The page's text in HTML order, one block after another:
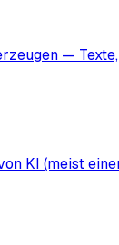
—
KI (meist